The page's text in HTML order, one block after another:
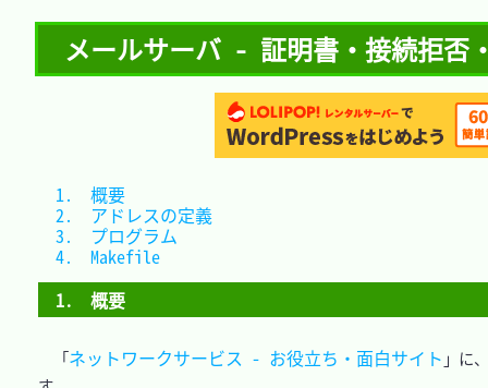
メールサーバ - 証明書・接続拒否
1.　概要
「ネットワークサービス - お役立ち・面白サイト 」に